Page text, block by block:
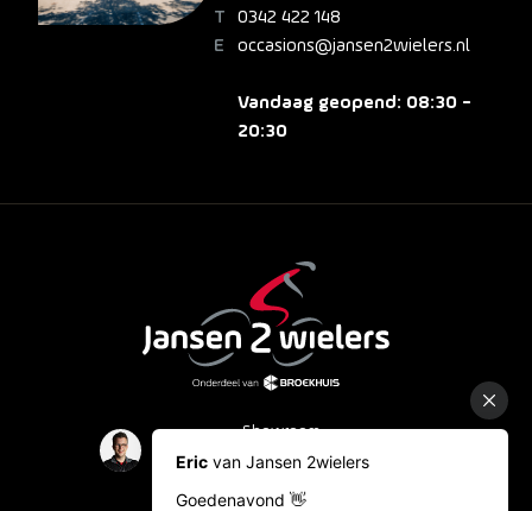
0342 422 148
occasions@jansen2wielers.nl
Vandaag geopend: 08:30 -
20:30
Showroom
Occasions